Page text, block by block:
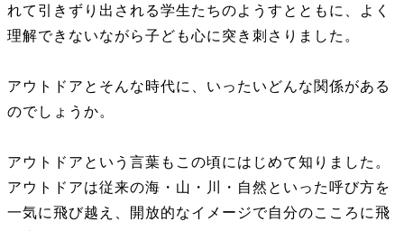
れて引きずり出される学生たちのようすとともに、よく
理解できないながら子ども心に突き刺さりました。
アウトドアとそんな時代に、いったいどんな関係がある
のでしょうか。
アウトドアという言葉もこの頃にはじめて知りました。
アウトドアは従来の海・山・川・自然といった呼び方を
一気に飛び越え、開放的なイメージで自分のこころに飛